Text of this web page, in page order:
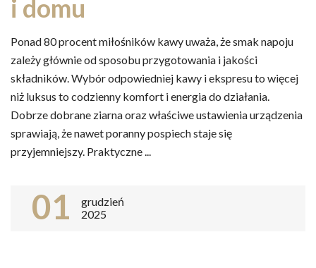
i domu
Ponad 80 procent miłośników kawy uważa, że smak napoju
zależy głównie od sposobu przygotowania i jakości
składników. Wybór odpowiedniej kawy i ekspresu to więcej
niż luksus to codzienny komfort i energia do działania.
Dobrze dobrane ziarna oraz właściwe ustawienia urządzenia
sprawiają, że nawet poranny pospiech staje się
przyjemniejszy. Praktyczne ...
01
grudzień
2025